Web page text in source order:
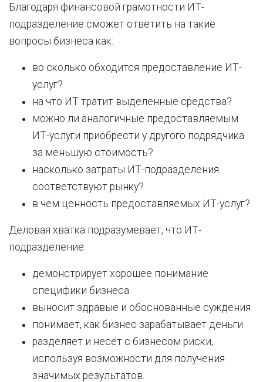
Благодаря финансовой грамотности ИТ-
подразделение сможет ответить на такие
вопросы бизнеса как:
во сколько обходится предоставление ИТ-
услуг?
на что ИТ тратит выделенные средства?
можно ли аналогичные предоставляемым
ИТ-услуги приобрести у другого подрядчика
за меньшую стоимость?
насколько затраты ИТ-подразделения
соответствуют рынку?
в чём ценность предоставляемых ИТ-услуг?
Деловая хватка подразумевает, что ИТ-
подразделение:
демонстрирует хорошее понимание
специфики бизнеса
выносит здравые и обоснованные суждения
понимает, как бизнес зарабатывает деньги
разделяет и несёт с бизнесом риски,
используя возможности для получения
значимых результатов.